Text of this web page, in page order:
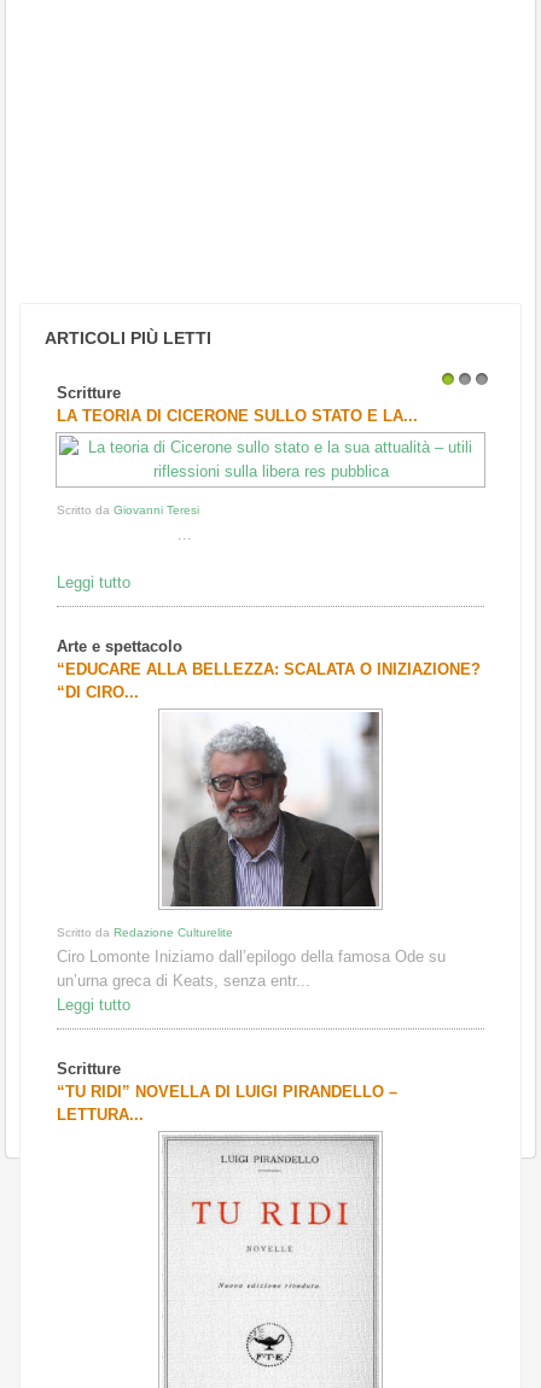
ARTICOLI PIÙ LETTI
Scritture
LA TEORIA DI CICERONE SULLO STATO E LA...
Scritto da Giovanni Teresi
...
Leggi tutto
Arte e spettacolo
“EDUCARE ALLA BELLEZZA: SCALATA O INIZIAZIONE?
“DI CIRO...
Scritto da Redazione Culturelite
Ciro Lomonte Iniziamo dall’epilogo della famosa Ode su
un’urna greca di Keats, senza entr...
Leggi tutto
Scritture
“TU RIDI” NOVELLA DI LUIGI PIRANDELLO –
LETTURA...